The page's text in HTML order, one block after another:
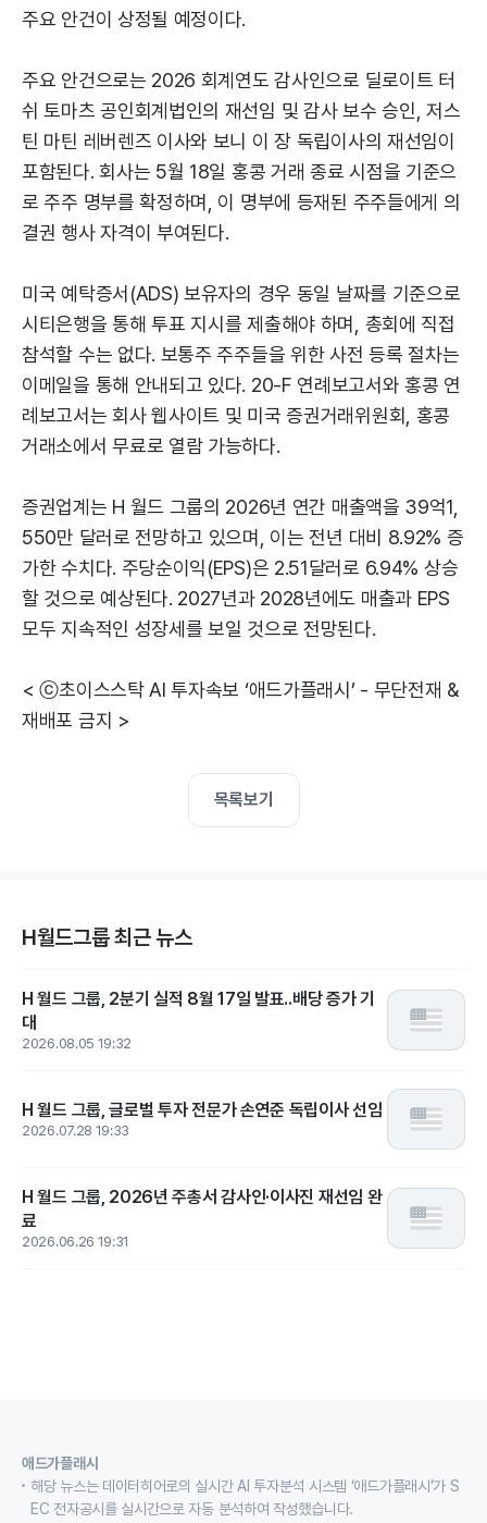
주요 안건이 상정될 예정이다.
주요 안건으로는 2026 회계연도 감사인으로 딜로이트 터
쉬 토마츠 공인회계법인의 재선임 및 감사 보수 승인, 저스
틴 마틴 레버렌즈 이사와 보니 이 장 독립이사의 재선임이
포함된다. 회사는 5월 18일 홍콩 거래 종료 시점을 기준으
로 주주 명부를 확정하며, 이 명부에 등재된 주주들에게 의
결권 행사 자격이 부여된다.
미국 예탁증서(ADS) 보유자의 경우 동일 날짜를 기준으로
시티은행을 통해 투표 지시를 제출해야 하며, 총회에 직접
참석할 수는 없다. 보통주 주주들을 위한 사전 등록 절차는
이메일을 통해 안내되고 있다. 20-F 연례보고서와 홍콩 연
례보고서는 회사 웹사이트 및 미국 증권거래위원회, 홍콩
거래소에서 무료로 열람 가능하다.
증권업계는 H 월드 그룹의 2026년 연간 매출액을 39억1,
550만 달러로 전망하고 있으며, 이는 전년 대비 8.92% 증
가한 수치다. 주당순이익(EPS)은 2.51달러로 6.94% 상승
할 것으로 예상된다. 2027년과 2028년에도 매출과 EPS
모두 지속적인 성장세를 보일 것으로 전망된다.
< ⓒ초이스스탁 AI 투자속보 ‘애드가플래시’ - 무단전재 &
재배포 금지 >
목록보기
H월드그룹 최근 뉴스
H 월드 그룹, 2분기 실적 8월 17일 발표..배당 증가 기
대
2026.08.05 19:32
H 월드 그룹, 글로벌 투자 전문가 손연준 독립이사 선임
2026.07.28 19:33
H 월드 그룹, 2026년 주총서 감사인·이사진 재선임 완
료
2026.06.26 19:31
애드가플래시
해당 뉴스는 데이터히어로의 실시간 AI 투자분석 시스템 ‘애드가플래시’가 S
EC 전자공시를 실시간으로 자동 분석하여 작성했습니다.